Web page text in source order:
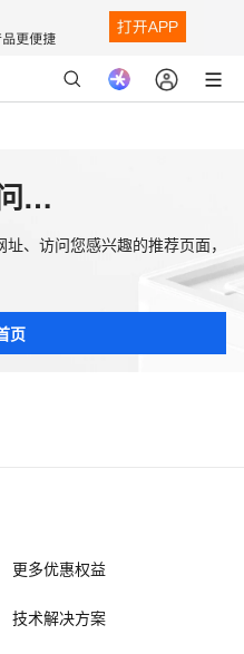
…
、访问您感兴趣的推荐页面，
页
更多优惠权益
技术解决方案